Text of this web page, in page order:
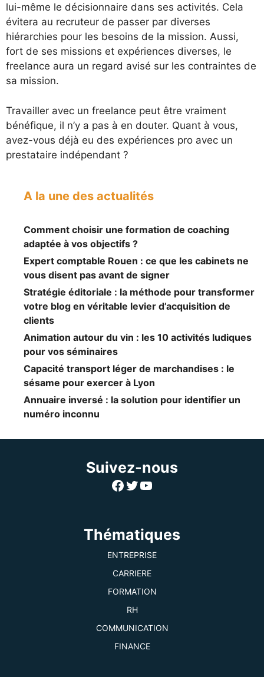
lui-même le décisionnaire dans ses activités. Cela
évitera au recruteur de passer par diverses
hiérarchies pour les besoins de la mission. Aussi,
fort de ses missions et expériences diverses, le
freelance aura un regard avisé sur les contraintes de
sa mission.
Travailler avec un freelance peut être vraiment
bénéfique, il n’y a pas à en douter. Quant à vous,
avez-vous déjà eu des expériences pro avec un
prestataire indépendant ?
A la une des actualités
Comment choisir une formation de coaching
adaptée à vos objectifs ?
Expert comptable Rouen : ce que les cabinets ne
vous disent pas avant de signer
Stratégie éditoriale : la méthode pour transformer
votre blog en véritable levier d’acquisition de
clients
Animation autour du vin : les 10 activités ludiques
pour vos séminaires
Capacité transport léger de marchandises : le
sésame pour exercer à Lyon
Annuaire inversé : la solution pour identifier un
numéro inconnu
Suivez-nous
Facebook
Twitter
YouTube
Thématiques
ENTREPRISE
CARRIERE
FORMATION
RH
COMMUNICATION
FINANCE